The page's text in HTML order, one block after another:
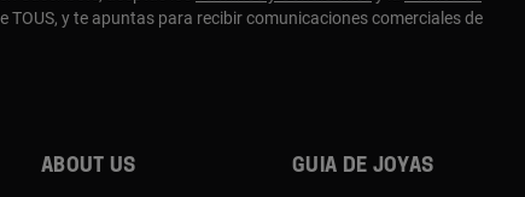
TOUS, y te apuntas para recibir comunicaciones comerciales de
About us Guia de joyas